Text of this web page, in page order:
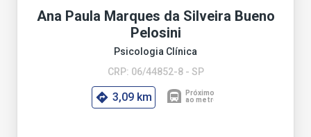
Ana Paula Marques da Silveira Bueno
Pelosini
Psicologia Clínica
CRP: 06/44852-8 - SP
3,09 km